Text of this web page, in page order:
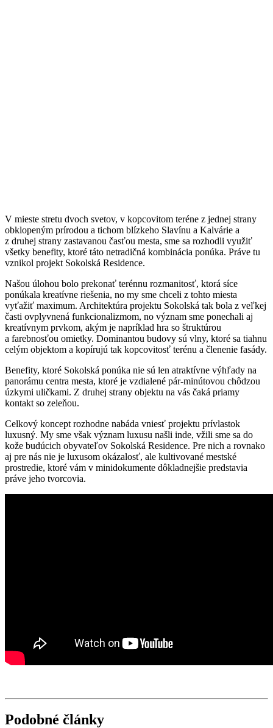
V mieste stretu dvoch svetov, v kopcovitom teréne z jednej strany
obklopeným prírodou a tichom blízkeho Slavínu a Kalvárie a
z druhej strany zastavanou časťou mesta, sme sa rozhodli využiť
všetky benefity, ktoré táto netradičná kombinácia ponúka. Práve tu
vznikol projekt Sokolská Residence.
Našou úlohou bolo prekonať terénnu rozmanitosť, ktorá síce
ponúkala kreatívne riešenia, no my sme chceli z tohto miesta
vyťažiť maximum. Architektúra projektu Sokolská tak bola z veľkej
časti ovplyvnená funkcionalizmom, no význam sme ponechali aj
kreatívnym prvkom, akým je napríklad hra so štruktúrou
a farebnosťou omietky. Dominantou budovy sú vlny, ktoré sa tiahnu
celým objektom a kopírujú tak kopcovitosť terénu a členenie fasády.
Benefity, ktoré Sokolská ponúka nie sú len atraktívne výhľady na
panorámu centra mesta, ktoré je vzdialené pár-minútovou chôdzou
úzkymi uličkami. Z druhej strany objektu na vás čaká priamy
kontakt so zeleňou.
Celkový koncept rozhodne nabáda vniesť projektu prívlastok
luxusný. My sme však význam luxusu našli inde, vžili sme sa do
kože budúcich obyvateľov Sokolská Residence. Pre nich a rovnako
aj pre nás nie je luxusom okázalosť, ale kultivované mestské
prostredie, ktoré vám v minidokumente dôkladnejšie predstavia
práve jeho tvorcovia.
Podobné články